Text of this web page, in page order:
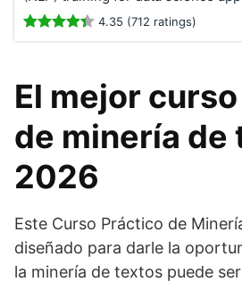
4.35 (712 ratings)
El mejor
de minería de
2026
Este Curso Práctico de
diseñado para darle la
la minería de textos puede